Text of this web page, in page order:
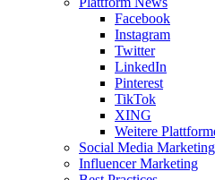
Facebook
Instagram
Twitter
LinkedIn
Pinterest
TikTok
XING
Weitere
Social Media Marketing
Influencer Marketing